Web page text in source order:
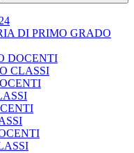
DI PRIMO GRADO
DOCENTI
CLASSI